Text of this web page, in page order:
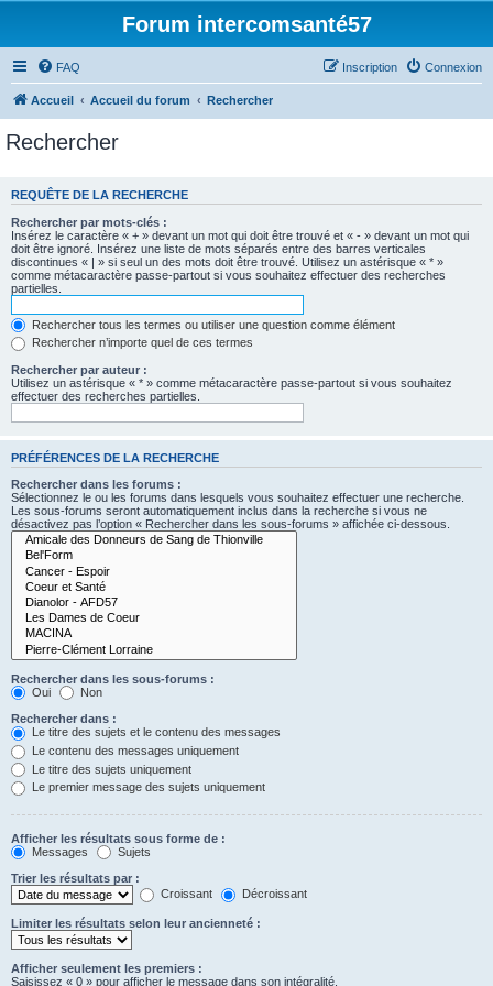
Forum intercomsanté57
FAQ Connexion
Inscription
Accueil Accueil du forum Rechercher
Rechercher
REQUÊTE DE LA RECHERCHE
Rechercher par mots-clés :
Insérez le caractère « + » devant un mot qui doit être trouvé et « - » devant un mot qui
doit être ignoré. Insérez une liste de mots séparés entre des barres verticales
discontinues « | » si seul un des mots doit être trouvé. Utilisez un astérisque « * »
comme métacaractère passe-partout si vous souhaitez effectuer des recherches
partielles.
Rechercher tous les termes ou utiliser une question comme élément
Rechercher n’importe quel de ces termes
Rechercher par auteur :
Utilisez un astérisque « * » comme métacaractère passe-partout si vous souhaitez
effectuer des recherches partielles.
PRÉFÉRENCES DE LA RECHERCHE
Rechercher dans les forums :
Sélectionnez le ou les forums dans lesquels vous souhaitez effectuer une recherche.
Les sous-forums seront automatiquement inclus dans la recherche si vous ne
désactivez pas l’option « Rechercher dans les sous-forums » affichée ci-dessous.
Rechercher dans les sous-forums :
Oui
Non
Rechercher dans :
Le titre des sujets et le contenu des messages
Le contenu des messages uniquement
Le titre des sujets uniquement
Le premier message des sujets uniquement
Afficher les résultats sous forme de :
Messages
Sujets
Trier les résultats par :
Croissant
Décroissant
Limiter les résultats selon leur ancienneté :
Afficher seulement les premiers :
Saisissez « 0 » pour afficher le message dans son intégralité.